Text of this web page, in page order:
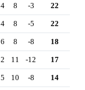
4 8 -3 22
4 8 -5 22
6 8 -8 18
2 11 -12 17
5 10 -8 14